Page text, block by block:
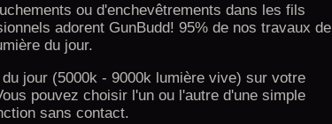
ou d'enchevêtrements dans les fils
adorent GunBudd! 95% de nos travaux de
du jour.
jour (5000k - 9000k lumière vive) sur votre
pouvez choisir l'un ou l'autre d'une simple
sans contact.